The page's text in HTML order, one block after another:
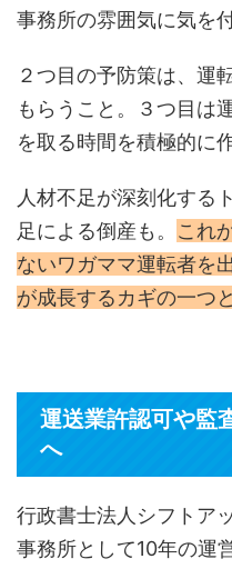
事務所の雰囲気に気を
２つ目の予防策は、運
もらうこと。３つ目は
を取る時間を積極的に
人材不足が深刻化する
足による倒産も。 これ
ないワガママ運転者を
が成長するカギの一つ
運送業許認可や監
へ
行政書士法人シフトア
事務所として10年の運